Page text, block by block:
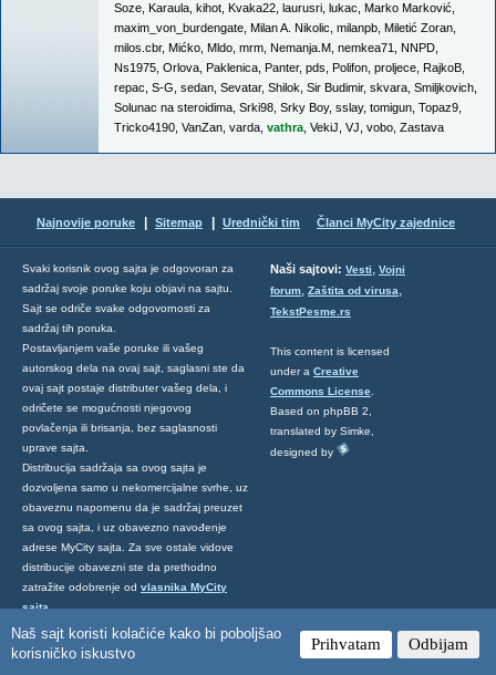
Naš sajt koristi kolačiće kako bi poboljšao
korisničko iskustvo
Prihvatam Odbijam
Soze Karaula kihot Kvaka22 laurusri lukac Marko Marković
maxim_von_burdengate Milan A. Nikolic milanpb Miletić Zoran
milos.cbr, Mićko Mldo mrm Nemanja.M nemkea71 NNPD
Ns1975 Orlova Paklenica Panter, pds Polifon proljece RajkoB
repac S-G sedan Sevatar, Shilok Sir Budimir, skvara Smiljkovich
Solunac na steroidima Srki98 Srky Boy, sslay, tomigun Topaz9
Tricko4190 VanZan varda vathra VekiJ VJ vobo Zastava
Najnovije poruke Sitemap Urednički tim Članci MyCity zajednice
Svaki korisnik ovog sajta je odgovoran za
sadržaj svoje poruke koju objavi na sajtu.
Sajt se odriče svake odgovornosti za
sadržaj tih poruka.
Postavljanjem vaše poruke ili vašeg
autorskog dela na ovaj sajt, saglasni ste da
ovaj sajt postaje distributer vašeg dela, i
odričete se mogućnosti njegovog
povlačenja ili brisanja, bez saglasnosti
uprave sajta.
Distribucija sadržaja sa ovog sajta je
dozvoljena samo u nekomercijalne svrhe, uz
obaveznu napomenu da je sadržaj preuzet
sa ovog sajta, i uz obavezno navođenje
adrese MyCity sajta. Za sve ostale vidove
distribucije obavezni ste da prethodno
zatražite odobrenje od vlasnika MyCity
sajta.
MyCity pokrenuo, administrira i razvija
Predrag Damnjanović
Naši sajtovi: Vesti, Vojni
forum, Zaštita od virusa,
TekstPesme.rs
This content is licensed
under a Creative
Commons License
Based on phpBB 2,
translated by Simke,
designed by